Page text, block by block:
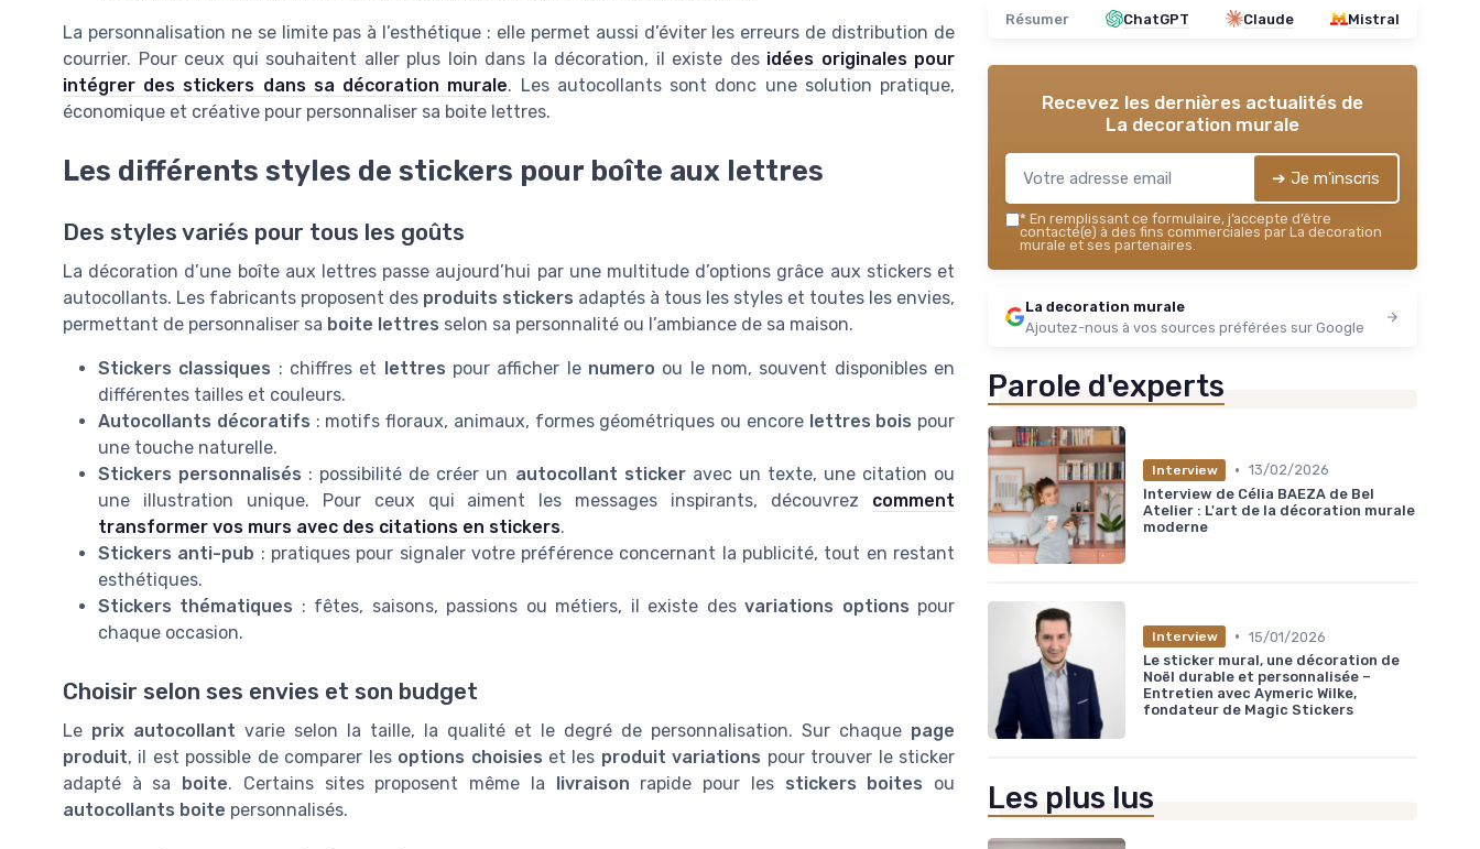
La personnalisation ne se limite pas à l’esthétique : elle permet aussi d’éviter les erreurs de distribution de
courrier. Pour ceux qui souhaitent aller plus loin dans la décoration, il existe des idées originales pour
intégrer des stickers dans sa décoration murale. Les autocollants sont donc une solution pratique,
économique et créative pour personnaliser sa boite lettres.
Les différents styles de stickers pour boîte aux lettres
Des styles variés pour tous les goûts
La décoration d’une boîte aux lettres passe aujourd’hui par une multitude d’options grâce aux stickers et
autocollants. Les fabricants proposent des produits stickers adaptés à tous les styles et toutes les envies,
permettant de personnaliser sa boite lettres selon sa personnalité ou l’ambiance de sa maison.
Stickers classiques : chiffres et lettres pour afficher le numero ou le nom, souvent disponibles en
différentes tailles et couleurs.
Autocollants décoratifs : motifs floraux, animaux, formes géométriques ou encore lettres bois pour
une touche naturelle.
Stickers personnalisés : possibilité de créer un autocollant stickeravec un texte, une citation ou
une illustration unique. Pour ceux qui aiment les messages inspirants, découvrez comment
transformer vos murs avec des citations en stickers.
Stickers anti-pub : pratiques pour signaler votre préférence concernant la publicité, tout en restant
esthétiques.
Stickers thématiques : fêtes, saisons, passions ou métiers, il existe desvariations options pour
chaque occasion.
Choisir selon ses envies et son budget
Le prix autocollant varie selon la taille, la qualité et le degré de personnalisation. Sur chaque page
produit, il est possible de comparer les options choisies et les produit variations pour trouver le sticker
adapté à sa
boite. Certains sites proposent même la livraison rapide pour les stickers boites ou
autocollants boite personnalisés.
Résumer ChatGPT Claude Mistral
Recevez les dernières actualités de
La decoration murale
➔ Je m'inscris
* En remplissant ce formulaire, j’accepte d’être
contacté(e) à des fins commerciales par La decoration
murale et ses partenaires.
La decoration murale
Ajoutez-nous à vos sources préférées sur Google
Parole d'experts
Interview • 13/02/2026
Interview de Célia BAEZA de Bel
Atelier : L'art de la décoration murale
moderne
Interview • 15/01/2026
Le sticker mural, une décoration de
Noël durable et personnalisée –
Entretien avec Aymeric Wilke,
fondateur de Magic Stickers
Les plus lus